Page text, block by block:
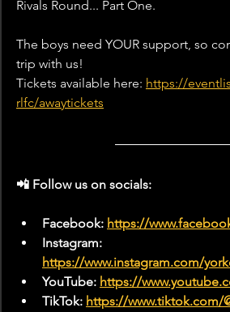
Rivals Round... Part One.
The boys need YOUR support, so
trip with us!
Tickets available here: https://
rlfc/awaytickets
📲 Follow us on socials:
Facebook: https://
Instagram:
https://www.instagram.com/
YouTube: https://
TikTok: https://www.tiktok.com/